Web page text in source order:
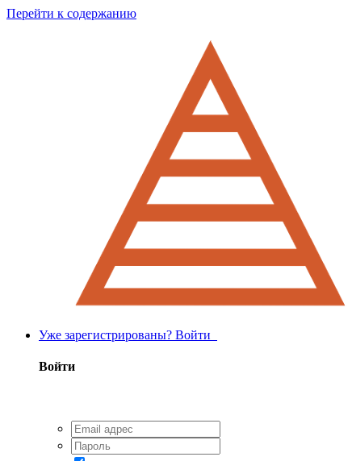
Перейти к содержанию
Уже зарегистрированы? Войти
Войти